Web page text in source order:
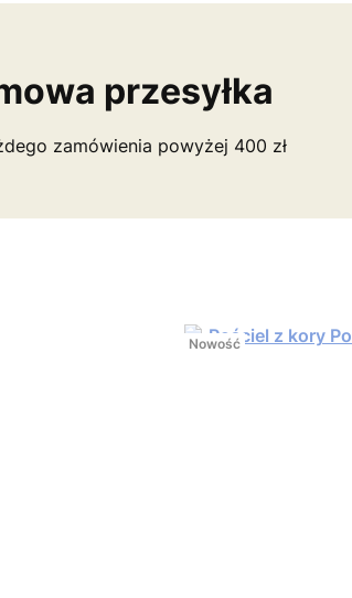
przesyłka
zamówienia powyżej 400 zł
Nowość